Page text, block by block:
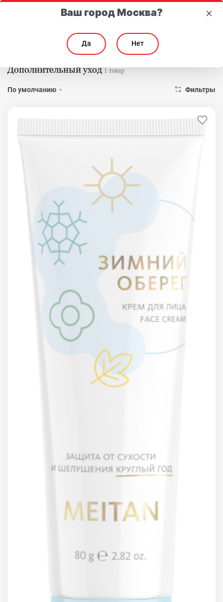
Для лица Кремы Дополнительный уход
Дополнительный уход1 товар
По умолчанию Фильтры
Ваш город Москва?
Да Нет